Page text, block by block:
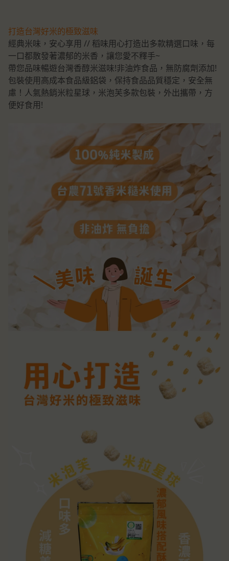
打造台灣好米的極致滋味
經典米味，安心享用 // 稻味用心打造出多款精選口味，每
一口都散發著濃郁的米香，讓您愛不釋手~
帶您品味暢遊台灣香醇米滋味!非油炸食品，無防腐劑添加!
包裝使用高成本食品級鋁袋，保持食品品質穩定，安全無
慮！人氣熱銷米粒星球，米泡芙多款包裝，外出攜帶，方
便好食用!